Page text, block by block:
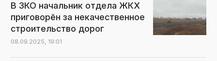
В ЗКО начальник отдела ЖКХ
приговорён за некачественное
строительство дорог
08.09.2025, 19:01